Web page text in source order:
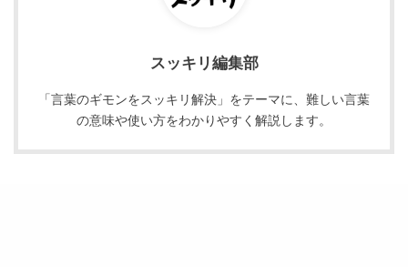
スッキリ編集部
「言葉のギモンをスッキリ解決」をテーマに、難しい言葉
の意味や使い方をわかりやすく解説します。